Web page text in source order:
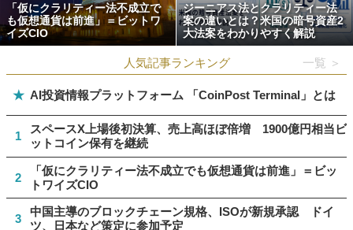
「仮にクラリティー法不成立で
も仮想通貨は前進」＝ビットワ
イズCIO
ジーニアス法とクラリティー法
案の違いとは？米国の暗号資産2
大法案をわかりやすく解説
人気記事ランキング 一覧 ＞
★ AI投資情報プラットフォーム 「CoinPost Terminal」とは
1
スペースX上場後初決算、売上高ほぼ倍増 1900億円相当ビ
ットコイン保有を継続
2
「仮にクラリティー法不成立でも仮想通貨は前進」＝ビッ
トワイズCIO
3
中国主導のブロックチェーン規格、ISOが新規承認 ドイ
ツ、日本など策定に参加予定